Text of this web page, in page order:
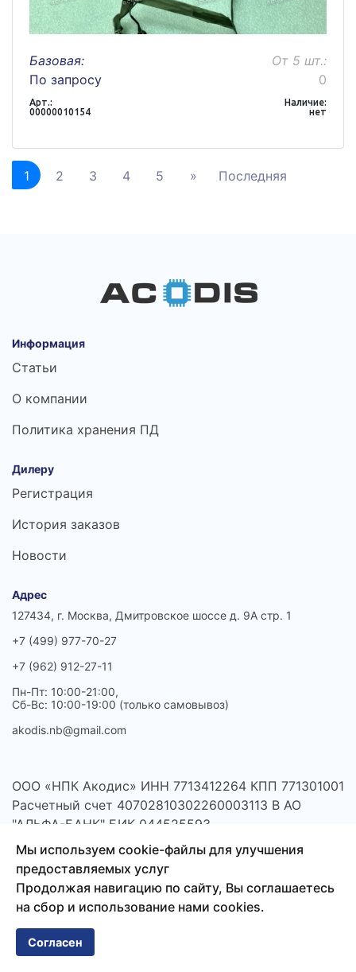
Базовая:
По запросу
От 5 шт.:
0
Арт.:
00000010154
Наличие:
нет
1 2 3 4 5 » Последняя
Информация
Статьи
О компании
Политика хранения ПД
Дилеру
Регистрация
История заказов
Новости
Адрес
127434, г. Москва, Дмитровское шоссе д. 9А стр. 1
+7 (499) 977-70-27
+7 (962) 912-27-11
Пн-Пт: 10:00-21:00,
Сб-Вс: 10:00-19:00 (только самовывоз)
akodis.nb@gmail.com
ООО «НПК Акодис» ИНН 7713412264 КПП 771301001
Расчетный счет 40702810302260003113 В АО
"АЛЬФА-БАНК" БИК 044525593
Мы используем cookie-файлы для улучшения
предоставляемых услуг
Продолжая навигацию по сайту, Вы соглашаетесь
на сбор и использование нами cookies.
Согласен